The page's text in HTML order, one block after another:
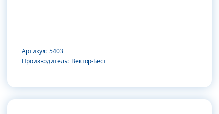
Артикул: 5403
Производитель: Вектор-Бест